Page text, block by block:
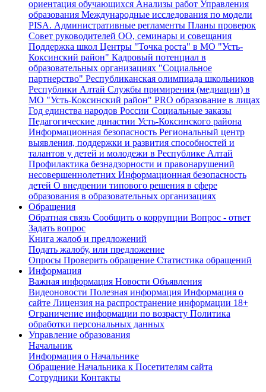
ориентация обучающихся Анализы работ Управления
образования Международные исследования по модели
PISA. Административные регламенты Планы проверок
Совет руководителей ОО, семинары и совещания
Поддержка школ Центры "Точка роста" в МО "Усть-
Коксинский район" Кадровый потенциал в
образовательных организациях "Социальное
партнерство" Республиканская олимпиада школьников
Республики Алтай Службы примирения (медиации) в
МО "Усть-Коксинский район" PRO образование в лицах
Год единства народов России Социальные заказы
Педагогические династии Усть-Коксинского района
Информационная безопасность Региональный центр
выявления, поддержки и развития способностей и
талантов у детей и молодежи в Республике Алтай
Профилактика безнадзорности и правонарушений
несовершеннолетних Информационная безопасность
детей О внедрении типового решения в сфере
образования в образовательных организациях
Обращения
Обратная связь Сообщить о коррупции Вопрос - ответ
Задать вопрос
Книга жалоб и предложений
Подать жалобу, или предложение
Опросы Проверить обращение Статистика обращений
Информация
Важная информация Новости Объявления
Видеоновости Полезная информация Информация о
сайте Лицензия на распространение информации 18+
Ограничение информации по возрасту Политика
обработки персональных данных
Управление образования
Начальник
Информация о Начальнике
Обращение Начальника к Посетителям сайта
Сотрудники Контакты